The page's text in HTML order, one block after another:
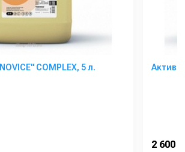
COMPLEX, 5 л.
2 600